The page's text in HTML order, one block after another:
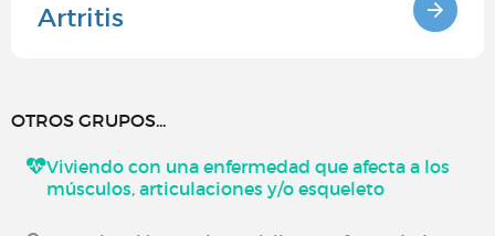
Artritis
OTROS GRUPOS...
Viviendo con una enfermedad que afecta a los
músculos, articulaciones y/o esqueleto